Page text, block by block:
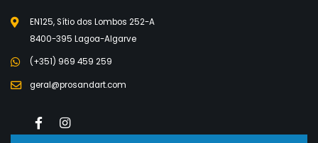
EN125, Sítio dos Lombos 252-A
8400-395 Lagoa-Algarve
(+351) 969 459 259
geral@prosandart.com